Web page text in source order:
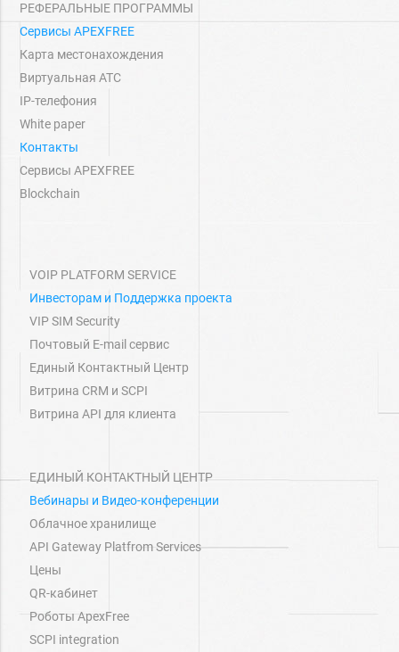
РЕФЕРАЛЬНЫЕ ПРОГРАММЫ
Сервисы APEXFREE
Карта местонахождения
Виртуальная АТС
IP-телефония
White paper
Контакты
Сервисы APEXFREE
Blockchain
VOIP PLATFORM SERVICE
Инвесторам и Поддержка проекта
VIP SIM Security
Почтовый E-mail сервис
Единый Контактный Центр
Витрина СRM и SCPI
Витрина API для клиента
ЕДИНЫЙ КОНТАКТНЫЙ ЦЕНТР
Вебинары и Видео-конференции
Облачное хранилище
API Gateway Platfrom Services
Цены
QR-кабинет
Роботы ApexFree
SCPI integration